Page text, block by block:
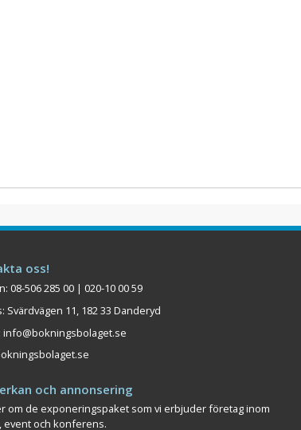
oss!
08-506 285 00 | 020-10 00 59
Svärdvägen 11, 182 33 Danderyd
info@bokningsbolaget.se
och annonsering
om de exponeringspaket som vi erbjuder företag inom
event och konferens.